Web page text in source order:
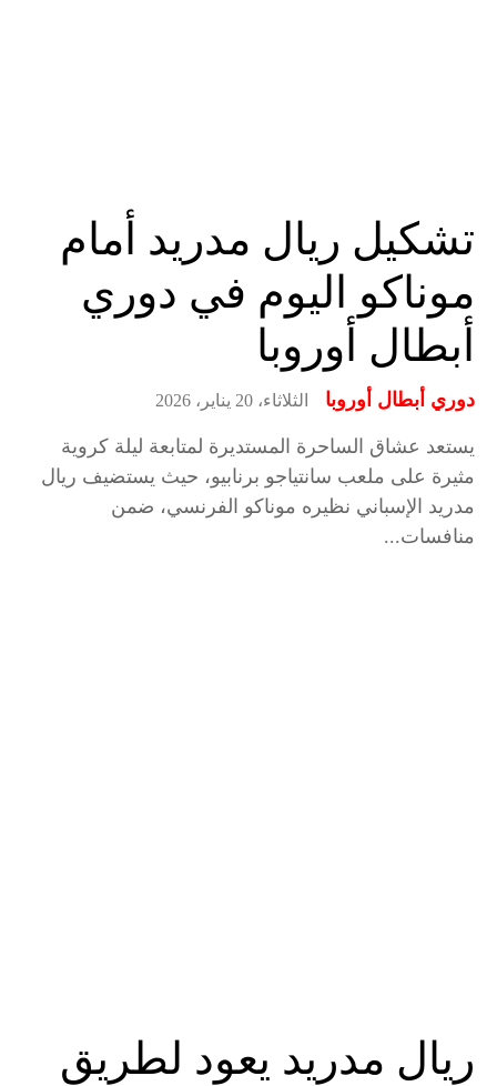
تشكيل ريال مدريد أمام
موناكو اليوم في دوري
أبطال أوروبا
دوري أبطال أوروبا الثلاثاء، 20 يناير، 2026
يستعد عشاق الساحرة المستديرة لمتابعة ليلة كروية
مثيرة على ملعب سانتياجو برنابيو، حيث يستضيف ريال
مدريد الإسباني نظيره موناكو الفرنسي، ضمن
منافسات...
ريال مدريد يعود لطريق